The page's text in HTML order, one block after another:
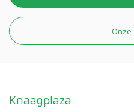
Onze
Knaagplaza